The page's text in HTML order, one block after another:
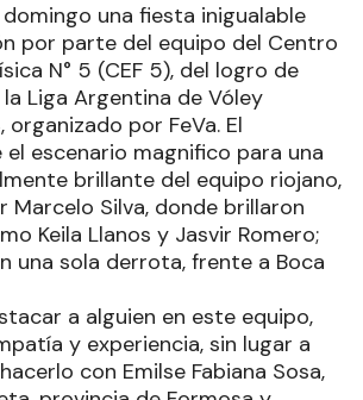
domingo una fiesta inigualable
por parte del equipo del Centro
N° 5 (CEF 5), del logro de
Liga Argentina de Vóley
organizado por FeVa. El
escenario magnifico para una
brillante del equipo riojano,
Marcelo Silva, donde brillaron
Keila Llanos y Jasvir Romero;
una sola derrota, frente a Boca
a alguien en este equipo,
y experiencia, sin lugar a
con Emilse Fabiana Sosa,